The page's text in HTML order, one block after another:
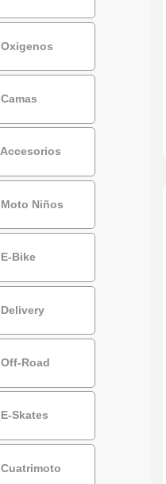
Oxigenos
Camas
Accesorios
Moto Niños
E-Bike
Delivery
Off-Road
E-Skates
Cuatrimoto